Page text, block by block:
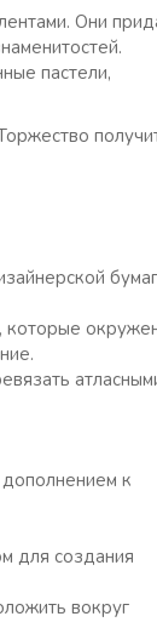
Они
пастели,
которые
к
для создания
вокруг